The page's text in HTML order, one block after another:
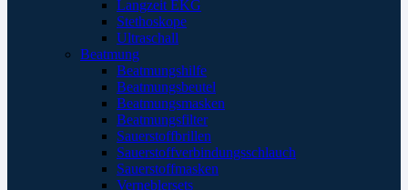
Langzeit EKG
Stethoskope
Ultraschall
Beatmung
Beatmungshilfe
Beatmungsbeutel
Beatmungsmasken
Beatmungsfilter
Sauerstoffbrillen
Sauerstoffverbindungsschlauch
Sauerstoffmasken
Verneblersets